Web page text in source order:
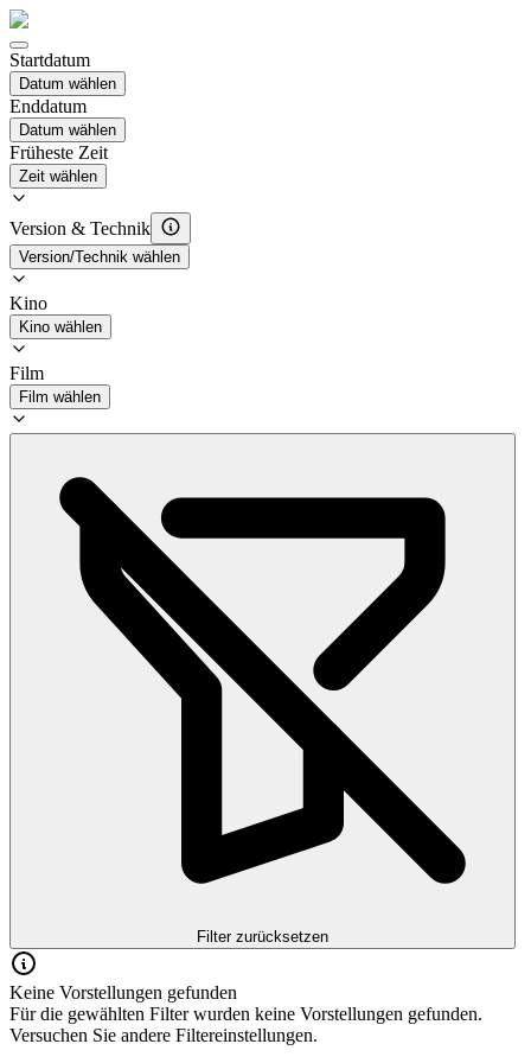
Startdatum
Datum wählen
Enddatum
Datum wählen
Früheste Zeit
Zeit wählen
Version & Technik
Version/Technik wählen
Kino
Kino wählen
Film
Film wählen
Filter zurücksetzen
Keine Vorstellungen gefunden
Für die gewählten Filter wurden keine Vorstellungen gefunden.
Versuchen Sie andere Filtereinstellungen.